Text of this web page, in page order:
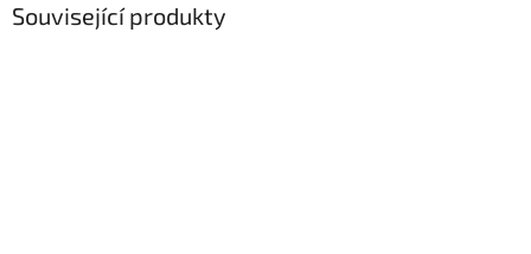
Související produkty